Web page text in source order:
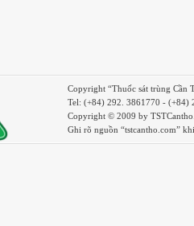
Copyright “Thuốc sát trùng Cần
Tel: (+84) 292. 3861770 - (+84)
Copyright © 2009 by
Ghi rõ nguồn “tstcantho.com”